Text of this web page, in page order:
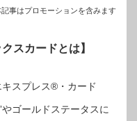
事はプロモーションを含みます
スカードとは】
スプレス®・カード
やゴールドステータスに